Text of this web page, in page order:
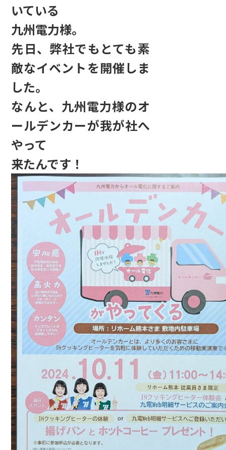
いている
九州電力様。
先日、弊社でもとても素
敵なイベントを開催しま
した。
なんと、九州電力様のオ
ールデンカーが我が社へ
やって
来たんです！